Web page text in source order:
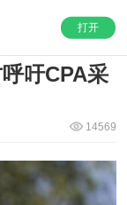
打开
吁CPA采
14569